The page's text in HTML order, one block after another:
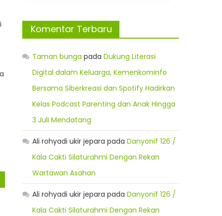
Komentar Terbaru
Taman bunga padaDukung Literasi
Digital dalam Keluarga, Kemenkominfo
Bersama Siberkreasi dan Spotify Hadirkan
Kelas Podcast Parenting dan Anak Hingga
3 Juli Mendatang
Ali rohyadi ukir jepara padaDanyonif 126 /
Kala Cakti Silaturahmi Dengan Rekan
Wartawan Asahan
Ali rohyadi ukir jepara padaDanyonif 126 /
Kala Cakti Silaturahmi Dengan Rekan